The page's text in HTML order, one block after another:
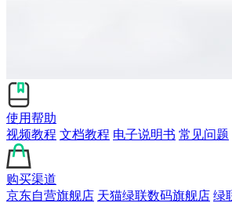
使用帮助
视频教程 文档教程 电子说明书 常见问题
购买渠道
京东自营旗舰店 天猫绿联数码旗舰店 绿